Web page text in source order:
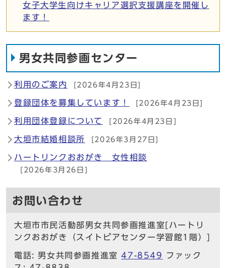
女子大学生向けキャリア選択支援講座を開催し
ます！
男女共同参画センター
利用のご案内 [2026年4月23日]
登録団体を募集しています！ [2026年4月23日]
利用団体登録について [2026年4月23日]
大垣市結婚相談所 [2026年3月27日]
ハートリンクおおがき 女性相談
[2026年3月26日]
お問い合わせ
大垣市市民活動部男女共同参画推進室[ハートリ
ンクおおがき（スイトピアセンター学習館1階）]
電話: 男女共同参画推進室47-8549
ファック